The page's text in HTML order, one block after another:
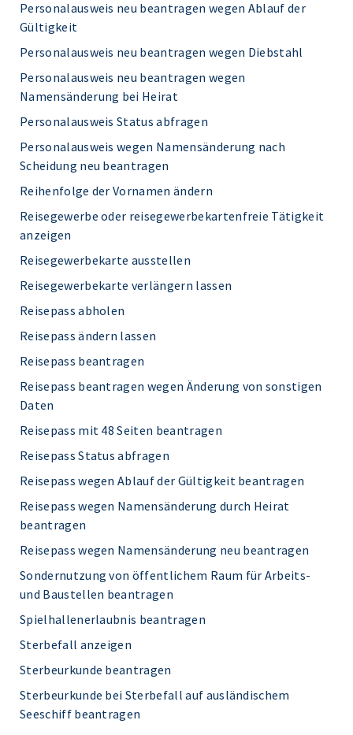
Personalausweis neu beantragen wegen Ablauf der
Gültigkeit
Personalausweis neu beantragen wegen Diebstahl
Personalausweis neu beantragen wegen
Namensänderung bei Heirat
Personalausweis Status abfragen
Personalausweis wegen Namensänderung nach
Scheidung neu beantragen
Reihenfolge der Vornamen ändern
Reisegewerbe oder reisegewerbekartenfreie Tätigkeit
anzeigen
Reisegewerbekarte ausstellen
Reisegewerbekarte verlängern lassen
Reisepass abholen
Reisepass ändern lassen
Reisepass beantragen
Reisepass beantragen wegen Änderung von sonstigen
Daten
Reisepass mit 48 Seiten beantragen
Reisepass Status abfragen
Reisepass wegen Ablauf der Gültigkeit beantragen
Reisepass wegen Namensänderung durch Heirat
beantragen
Reisepass wegen Namensänderung neu beantragen
Sondernutzung von öffentlichem Raum für Arbeits-
und Baustellen beantragen
Spielhallenerlaubnis beantragen
Sterbefall anzeigen
Sterbeurkunde beantragen
Sterbeurkunde bei Sterbefall auf ausländischem
Seeschiff beantragen